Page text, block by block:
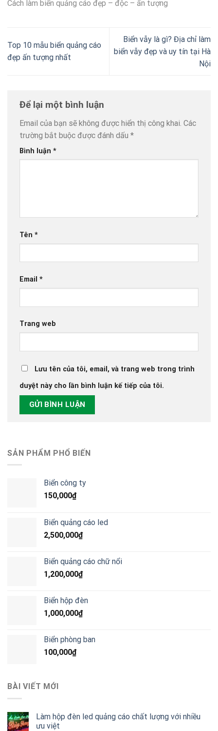
Cách làm biển quảng cáo đẹp – độc – ấn tượng
Top 10 mẫu biển quảng cáo
đẹp ấn tượng nhất
Biển vẫy là gì? Địa chỉ làm
biển vẫy đẹp và uy tín tại Hà
Nội
Để lại một bình luận
Email của bạn sẽ không được hiển thị công khai. Các
trường bắt buộc được đánh dấu *
Bình luận *
Tên *
Email *
Trang web
Lưu tên của tôi, email, và trang web trong trình
duyệt này cho lần bình luận kế tiếp của tôi.
SẢN PHẨM PHỔ BIẾN
Biển công ty
150,000₫
Biển quảng cáo led
2,500,000₫
Biển quảng cáo chữ nổi
1,200,000₫
Biển hộp đèn
1,000,000₫
Biển phòng ban
100,000₫
BÀI VIẾT MỚI
Làm hộp đèn led quảng cáo chất lượng với nhiều
ưu việt